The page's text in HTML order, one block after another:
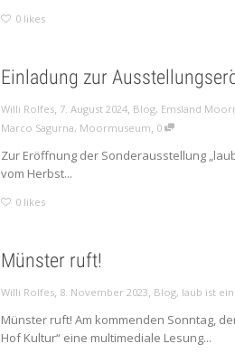
0 likes
Einladung zur
Willi Rolfes, 7. August 2024, Blog, Emsland
Marco Sagurna, Moormuseum, 0
Zur Eröffnung der Sonderausstellung
vom Herbst...
0 likes
Münster ruft!
Willi Rolfes, 8. November 2023, Blog, laub ist
Münster ruft! Am kommenden Sonntag,
Hof Kultur“ eine multimediale Lesung...